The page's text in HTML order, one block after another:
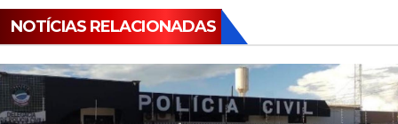
NOTÍCIAS RELACIONADAS